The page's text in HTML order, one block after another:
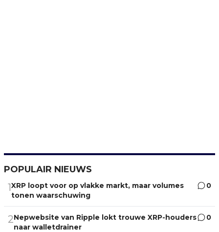
POPULAIR NIEUWS
1XRP loopt voor op vlakke markt, maar volumes
tonen waarschuwing
0
2Nepwebsite van Ripple lokt trouwe XRP-houders
naar walletdrainer
0